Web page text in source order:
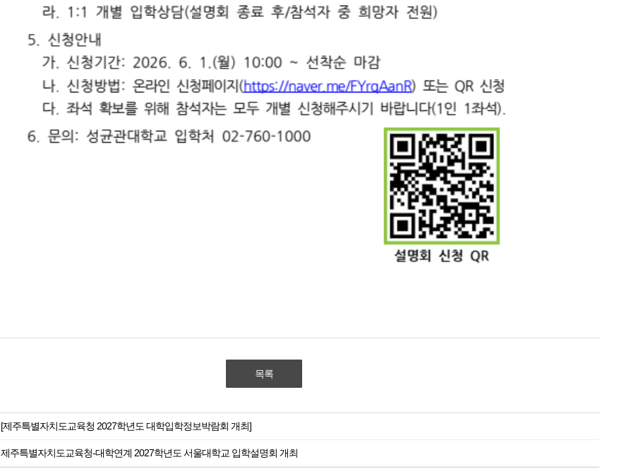
목록
[제주특별자치도교육청 2027학년도 대학입학정보박람회 개최]
제주특별자치도교육청-대학연계 2027학년도 서울대학교 입학설명회 개최